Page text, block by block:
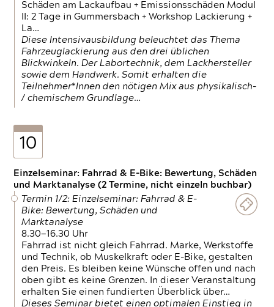
Schäden am Lackaufbau + Emissionsschäden Modul
II: 2 Tage in Gummersbach + Workshop Lackierung +
La…
Diese Intensivausbildung beleuchtet das Thema
Fahrzeuglackierung aus den drei üblichen
Blickwinkeln. Der Labortechnik, dem Lackhersteller
sowie dem Handwerk. Somit erhalten die
Teilnehmer*Innen den nötigen Mix aus physikalisch-
/ chemischem Grundlage…
10
Einzelseminar: Fahrrad & E-Bike: Bewertung, Schäden
und Marktanalyse (2 Termine, nicht einzeln buchbar)
Termin 1/2: Einzelseminar: Fahrrad & E-
Bike: Bewertung, Schäden und
Marktanalyse
8.30—16.30 Uhr
Fahrrad ist nicht gleich Fahrrad. Marke, Werkstoffe
und Technik, ob Muskelkraft oder E-Bike, gestalten
den Preis. Es bleiben keine Wünsche offen und nach
oben gibt es keine Grenzen. In dieser Veranstaltung
erhalten Sie einen fundierten Überblick über…
Dieses Seminar bietet einen optimalen Einstieg in